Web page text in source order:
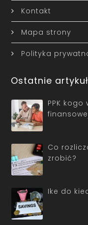
Kontakt
Mapa strony
Polityka
Ostatnie
PPK
Co
zrobić?
Ike do